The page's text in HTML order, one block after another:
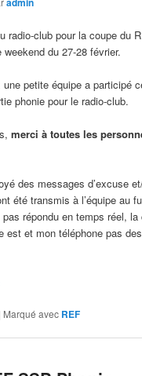
radio-club pour la coupe du
du 27-28 février.
petite équipe a participé
phonie pour le radio-club.
merci à toutes les
des messages d’excuse
été transmis à l’équipe au
pas répondu en temps réel,
est et mon téléphone pas
Marqué avec REF